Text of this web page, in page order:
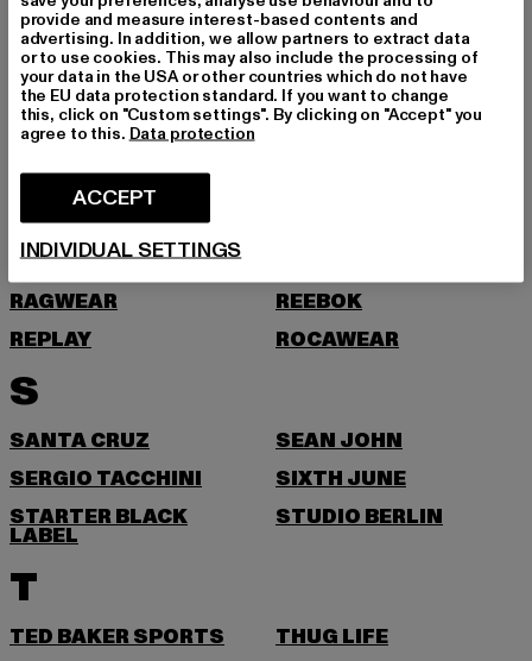
P
PEGADOR
PEQUS
PICA PICA
PIECES
R
RAGWEAR
REEBOK
REPLAY
ROCAWEAR
S
SANTA CRUZ
SEAN JOHN
SERGIO TACCHINI
SIXTH JUNE
STARTER BLACK
LABEL
STUDIO BERLIN
T
TED BAKER SPORTS
THUG LIFE
provide and measure interest-based contents and
advertising. In addition, we allow partners to extract data
or to use cookies. This may also include the processing of
your data in the USA or other countries which do not have
the EU data protection standard. If you want to change
this, click on "Custom settings". By clicking on "Accept" you
agree to this. Data protection
ACCEPT
INDIVIDUAL SETTINGS